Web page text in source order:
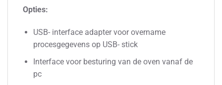
Opties:
USB- interface adapter voor overname
procesgegevens op USB- stick
Interface voor besturing van de oven vanaf de
pc